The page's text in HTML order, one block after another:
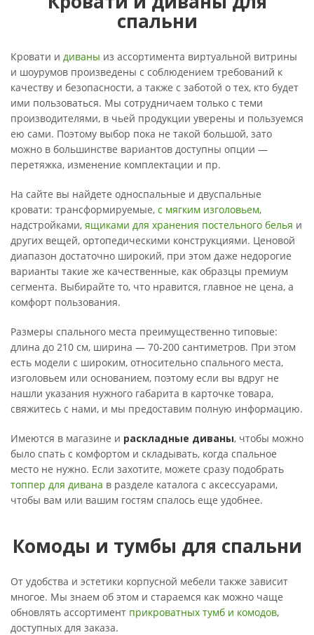
спальни
Кровати и диваны из ассортимента виртуальной витрины
и шоурумов произведены с соблюдением требований к
качеству и безопасности, а также с заботой о тех, кто будет
ими пользоваться. Мы сотрудничаем только с теми
производителями, в чьей продукции уверены и пользуемся
ею сами. Поэтому выбор пока не такой большой, зато
можно в большинстве вариантов доступны опции —
перетяжка, изменение комплектации и пр.
На сайте вы найдете односпальные и двуспальные
кровати: трансформируемые, с мягким изголовьем,
надстройками, ящиками для хранения постельного белья и
других вещей, ортопедическими конструкциями. Ценовой
диапазон достаточно широкий, при этом даже недорогие
варианты такие же качественные, как образцы премиум
сегмента. Выбирайте то, что нравится, главное не цена, а
комфорт пользования.
Размеры спального места преимущественно типовые:
длина до 210 см, ширина — 70-200 сантиметров. При этом
есть модели с широким, относительно спального места,
изголовьем или основанием, поэтому если вы вдруг не
нашли указания нужного габарита в карточке товара,
свяжитесь с нами, и мы предоставим полную информацию.
Имеются в магазине и раскладные диваны, чтобы можно
было спать с комфортом и складывать, когда спальное
место не нужно. Если захотите, можете сразу подобрать
топпер для дивана в разделе каталога с аксессуарами,
чтобы вам или вашим гостям спалось еще удобнее.
Комоды и тумбы для спальни
От удобства и эстетики корпусной мебели также зависит
многое. Мы знаем об этом и стараемся как можно чаще
обновлять ассортимент прикроватных тумб и комодов,
доступных для заказа.